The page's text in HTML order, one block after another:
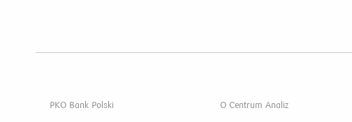
PKO Bank Polski O Centrum Analiz